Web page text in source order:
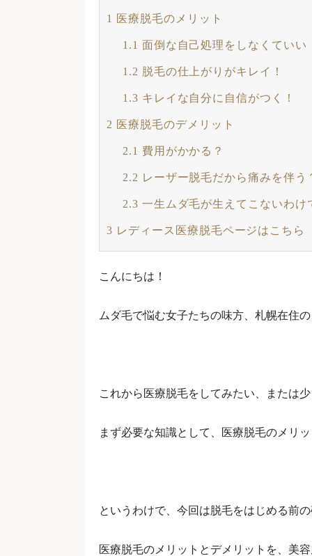
1 医療脱毛のメリット
1.1 面倒な自己処理をしなくていい
1.2 脱毛の仕上がりがキレイ！
1.3 キレイな自分に自信がつく！
2 医療脱毛のデメリット
2.1 費用がかかる？
2.2 レーザー脱毛だから痛みを伴う
2.3 一生ムダ毛が生えてこないわけ
3 レディース医療脱毛ページはこちら
こんにちは！
ムダ毛で悩む女子たちの味方、札幌在住
これから医療脱毛をしてみたい、または
まず必要な知識として、医療脱毛のメリ
というわけで、今回は脱毛をはじめる前
医療脱毛のメリットとデメリットを、美